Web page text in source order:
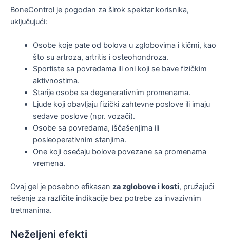
BoneControl je pogodan za širok spektar korisnika,
uključujući:
Osobe koje pate od bolova u zglobovima i kičmi, kao
što su artroza, artritis i osteohondroza.
Sportiste sa povredama ili oni koji se bave fizičkim
aktivnostima.
Starije osobe sa degenerativnim promenama.
Ljude koji obavljaju fizički zahtevne poslove ili imaju
sedave poslove (npr. vozači).
Osobe sa povredama, iščašenjima ili
posleoperativnim stanjima.
One koji osećaju bolove povezane sa promenama
vremena.
Ovaj gel je posebno efikasan za zglobove i kosti, pružajući
rešenje za različite indikacije bez potrebe za invazivnim
tretmanima.
Neželjeni efekti